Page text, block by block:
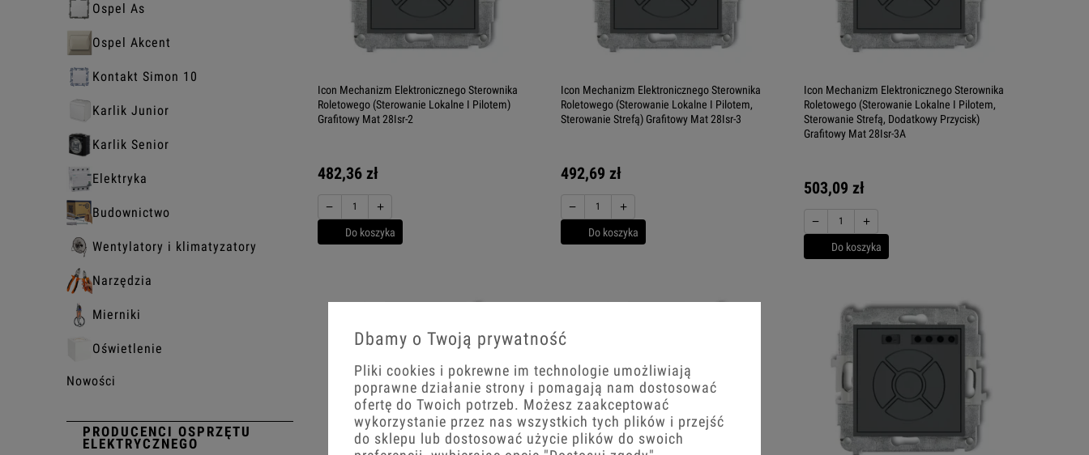
Ospel As
Ospel Akcent
Kontakt Simon 10
Karlik Junior
Karlik Senior
Elektryka
Budownictwo
Wentylatory i klimatyzatory
Narzędzia
Mierniki
Oświetlenie
Nowości
PRODUCENCI OSPRZĘTU
ELEKTRYCZNEGO
Icon Mechanizm Elektronicznego Sterownika
Roletowego (Sterowanie Lokalne I Pilotem)
Grafitowy Mat 28Isr-2
482,36 zł
− +
Do koszyka
Icon Mechanizm Elektronicznego Sterownika
Roletowego (Sterowanie Lokalne I Pilotem,
Sterowanie Strefą) Grafitowy Mat 28Isr-3
492,69 zł
− +
Do koszyka
Icon Mechanizm Elektronicznego Sterownika
Roletowego (Sterowanie Lokalne I Pilotem,
Sterowanie Strefą, Dodatkowy Przycisk)
Grafitowy Mat 28Isr-3A
503,09 zł
− +
Do koszyka
Dbamy o Twoją prywatność
Pliki cookies i pokrewne im technologie umożliwiają
poprawne działanie strony i pomagają nam dostosować
ofertę do Twoich potrzeb. Możesz zaakceptować
wykorzystanie przez nas wszystkich tych plików i przejść
do sklepu lub dostosować użycie plików do swoich